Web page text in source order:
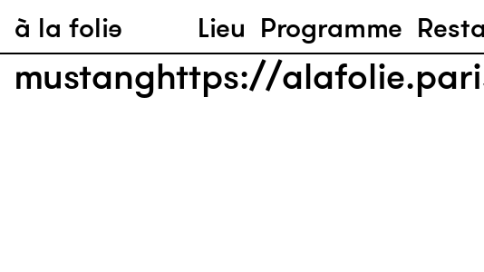
à la folie Lieu Programme
mustanghttps://